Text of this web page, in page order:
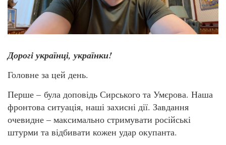
Дорогі українці, українки!
Головне за цей день.
Перше – була доповідь Сирського та Умєрова. Наша
фронтова ситуація, наші захисні дії. Завдання
очевидне – максимально стримувати російські
штурми та відбивати кожен удар окупанта.